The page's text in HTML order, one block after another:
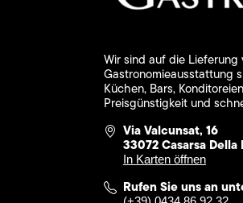
Wir sind auf die
Gastronomieausstattung
Küchen, Bars,
Preisgünstigkeit und
Via Valcunsat, 16
33072 Casarsa Della
In Karten öffnen
Rufen Sie uns an